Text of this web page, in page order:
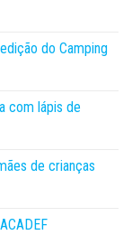
do Camping
com lápis de
de crianças